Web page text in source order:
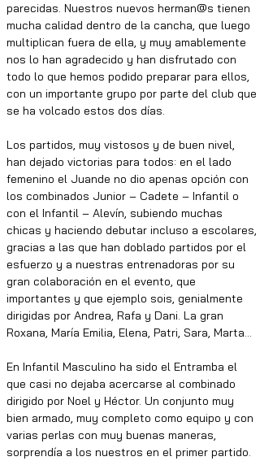
parecidas. Nuestros nuevos herman@s tienen
mucha calidad dentro de la cancha, que luego
multiplican fuera de ella, y muy amablemente
nos lo han agradecido y han disfrutado con
todo lo que hemos podido preparar para ellos,
con un importante grupo por parte del club que
se ha volcado estos dos días.
Los partidos, muy vistosos y de buen nivel,
han dejado victorias para todos: en el lado
femenino el Juande no dio apenas opción con
los combinados Junior – Cadete – Infantil o
con el Infantil – Alevín, subiendo muchas
chicas y haciendo debutar incluso a escolares,
gracias a las que han doblado partidos por el
esfuerzo y a nuestras entrenadoras por su
gran colaboración en el evento, que
importantes y que ejemplo sois, genialmente
dirigidas por Andrea, Rafa y Dani. La gran
Roxana, María Emilia, Elena, Patri, Sara, Marta…
En Infantil Masculino ha sido el Entramba el
que casi no dejaba acercarse al combinado
dirigido por Noel y Héctor. Un conjunto muy
bien armado, muy completo como equipo y con
varias perlas con muy buenas maneras,
sorprendía a los nuestros en el primer partido.